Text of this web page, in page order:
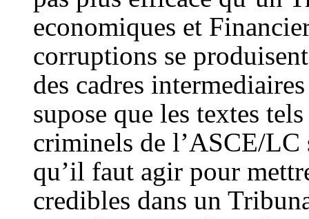
economiques et
corruptions se
des cadres
supose que les textes
criminels de l’ASCE/LC
qu’il faut agir pour
credibles dans un